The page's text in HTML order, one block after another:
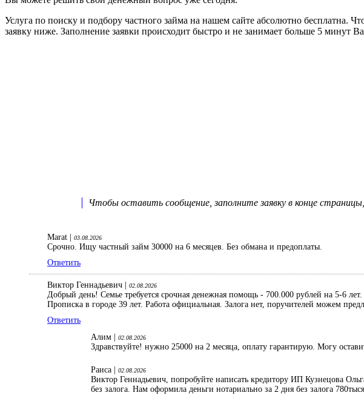
Услуга по поиску и подбору частного займа на нашем сайте абсолютно бесплатна.
заявку ниже. Заполнение заявки происходит быстро и не занимает больше 5 минут
Чтобы оставить сообщение, заполните заявку в конце
Marat | 03.08.2026
Срочно. Ищу частный займ 30000 на 6 месяцев. Без обмана и предоплаты.
Ответить
Виктор Геннадьевич | 02.08.2026
Добрый день! Семье требуется срочная денежная помощь - 700.000 рублей на 5-6
Прописка в городе 39 лет. Работа официальная. Залога нет, поручителей можем
Ответить
Алим |
02.08.2026
Здравствуйте! нужно 25000 на 2 месяца, оплату гарантирую. Могу
Раиса | 02.08.2026
Виктор Геннадьевич, попробуйте написать кредитору ИП Кузнецова
без залога. Нам оформила деньги нотариально за 2 дня без залога